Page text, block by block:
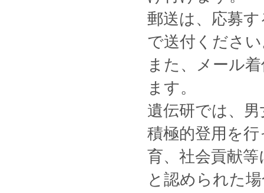
郵送は、応募
で送付くださ
また、メール
ます。
遺伝研では、
積極的登用を
育、社会貢献
と認められた